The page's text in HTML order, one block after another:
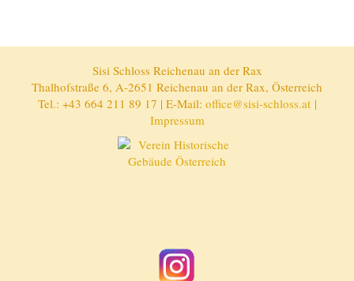
Sisi Schloss Reichenau an der Rax
Thalhofstraße 6, A-2651 Reichenau an der Rax, Österreich
Tel.: +43 664 211 89 17 | E-Mail: office@sisi-schloss.at|
Impressum